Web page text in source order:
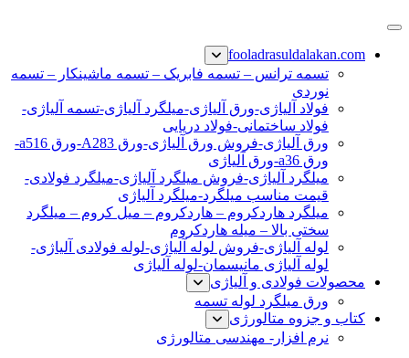
پرش
محتوا
نبشی فولادی-ناودانی فولادی-قیمت ورق-قیمت فولاد
fooladrasuldalakan.com
تسمه ترانس – تسمه فابریک – تسمه ماشینکار – تسمه
نوردی
فولاد آلیاژی-ورق آلیاژی-میلگرد آلیاژی-تسمه آلیاژی-
فولاد ساختمانی-فولاد دریایی
ورق آلیاژی-فروش ورق آلیاژی-ورق A283-ورق a516-
ورق a36-ورق آلیاژی
میلگرد آلیاژی-فروش میلگرد آلیاژی-میلگرد فولادی-
قیمت مناسب میلگرد-میلگرد آلیاژی
میلگرد هاردکروم – هاردکروم – میل کروم – میلگرد
سختی بالا – میله هاردکروم
لوله آلیاژی-فروش لوله آلیاژی-لوله فولادی آلیاژی-
لوله آلیاژی مانیسمان-لوله آلیاژی
محصولات فولادی و آلیاژی
ورق میلگرد لوله تسمه
کتاب و جزوه متالورژی
نرم افزار- مهندسی متالورژی